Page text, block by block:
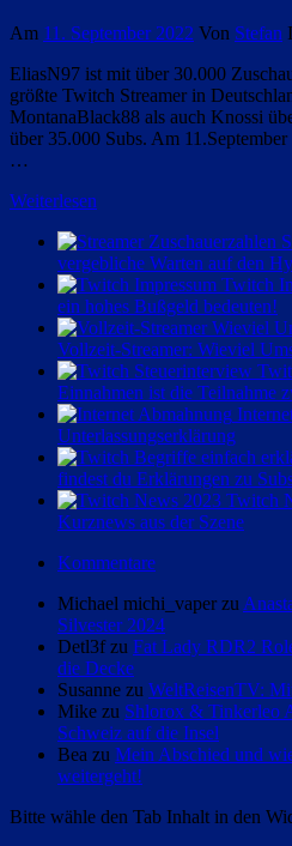
Am 11. September 2022 Von Stefan
EliasN97 ist mit über 30.000
größte Twitch Streamer in
MontanaBlack88 als auch Knossi
über 35.000 Subs. Am
…
Weiterlesen
vergebliche Warten auf den
Twitch
ein hohes Bußgeld bedeuten!
Vollzeit-Streamer: Wieviel
Einnahmen ist die Teilnahme
Unterlassungserklärung
findest du Erklärungen zu
Twitch
Kurznews aus der Szene
Kommentare
Michael michi_vaper zu
Silvester 2024
Detl3f zu Fat Lady RDR2
die Decke
Susanne zu WeltReisenTV:
Mike zu Shlorox & Tinkerleo
Schweiz auf die Insel
Bea zu Mein Abschied und
weitergeht!
Bitte wähle den Tab Inhalt in den